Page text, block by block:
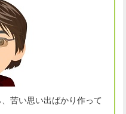
苦い思い出ばかり作って